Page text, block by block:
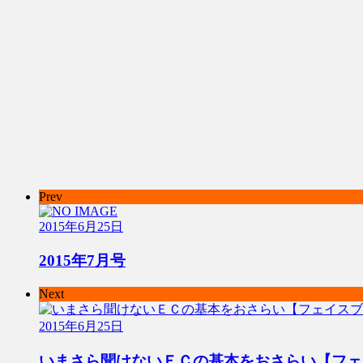
Prev
2015年6月25日
2015年7月号
Next
2015年6月25日